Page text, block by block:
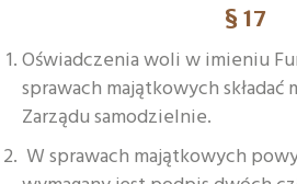
§ 17
Oświadczenia woli w imieniu
sprawach majątkowych składać
Zarządu samodzielnie.
W sprawach majątkowych